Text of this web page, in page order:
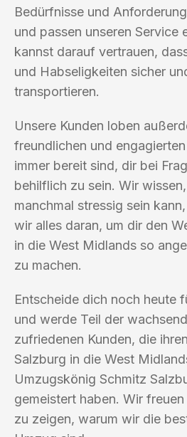
Bedürfnisse und
und passen unseren Service
kannst darauf vertrauen,
und Habseligkeiten sicher
transportieren.
Unsere Kunden loben
freundlichen und
immer bereit sind, dir bei
behilflich zu sein. Wir
manchmal stressig sein
wir alles daran, um dir den
in die West Midlands so
zu machen.
Entscheide dich noch heute
und werde Teil der
zufriedenen Kunden, die
Salzburg in die West
Umzugskönig Schmitz
gemeistert haben. Wir
zu zeigen, warum wir die